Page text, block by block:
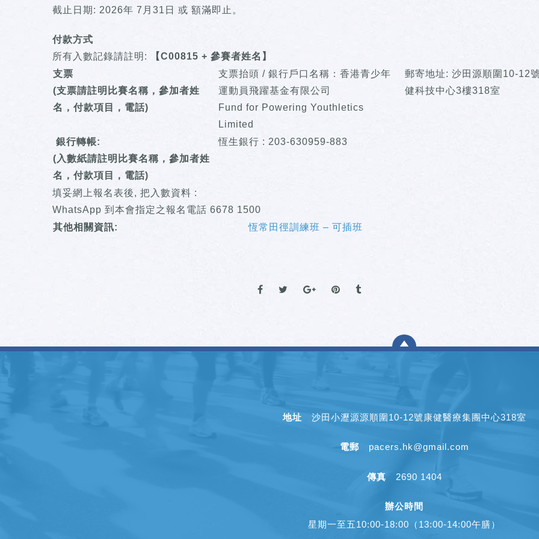
截止日期: 2026年 7月31日 或 額滿即止。
付款方式
所有入數記錄請註明:
【C00815 + 參賽者姓名】
支票
(支票請註明比賽名稱，參加者姓
名，付款項目，電話)
支票抬頭 / 銀行戶口名稱：香港青少年
運動員飛躍基金有限公司
Fund for Powering Youthletics
Limited
郵寄地址: 沙田源順圍10-12
健科技中心3樓318室
銀行轉帳:
(入數紙請註明比賽名稱，參加者姓
名，付款項目，電話)
恆生銀行 : 203-630959-883
填妥網上報名表後, 把入數資料 :
WhatsApp 到本會指定之報名電話 6678 1500
其他相關資訊:
恆常田徑訓練班 – 可插班
地址 沙田小瀝源源順圍10-12號康健醫療集團中心318室
電郵 pacers.hk@gmail.com
傳真 2690 1404
辦公時間
星期一至五10:00-18:00（13:00-14:00午膳）